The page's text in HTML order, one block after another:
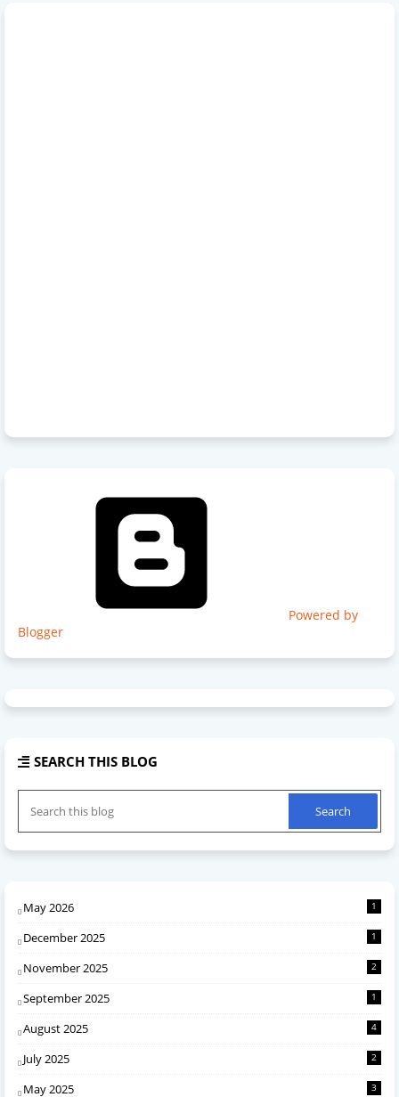
Powered by
Blogger
SEARCH THIS BLOG
May 2026 1
December 2025 1
November 2025 2
September 2025 1
August 2025 4
July 2025 2
May 2025 3